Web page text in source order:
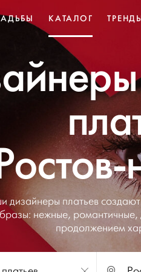
КАТАЛОГ
дизайнеры платьев
нежные, романтичные,
продолжением